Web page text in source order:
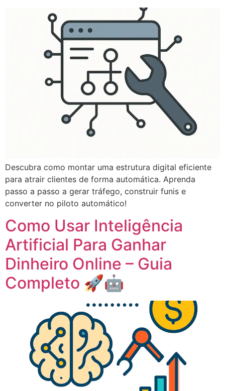
Descubra como montar uma estrutura digital eficiente
para atrair clientes de forma automática. Aprenda
passo a passo a gerar tráfego, construir funis e
converter no piloto automático!
Como Usar Inteligência
Artificial Para Ganhar
Dinheiro Online – Guia
Completo 🚀🤖